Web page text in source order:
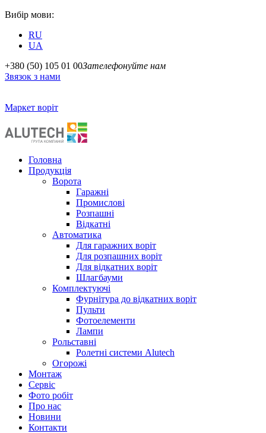
Вибір мови:
RU
UA
+380 (50) 105 01 00Зателефонуйте нам
Звязок з нами
Маркет воріт
Головна
Продукція
Ворота
Гаражні
Промислові
Розпашні
Відкатні
Автоматика
Для гаражних воріт
Для розпашних воріт
Для відкатних воріт
Шлагбауми
Комплектуючі
Фурнітура до відкатних воріт
Пульти
Фотоелементи
Лампи
Рольставні
Ролетні системи Alutech
Огорожі
Монтаж
Сервіс
Фото робіт
Про нас
Новини
Контакти